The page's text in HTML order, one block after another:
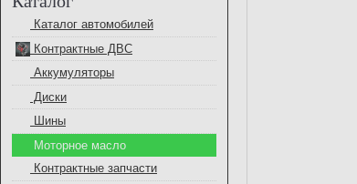
Каталог автомобилей
Контрактные ДВС
Аккумуляторы
Диски
Шины
Моторное масло
Контрактные запчасти